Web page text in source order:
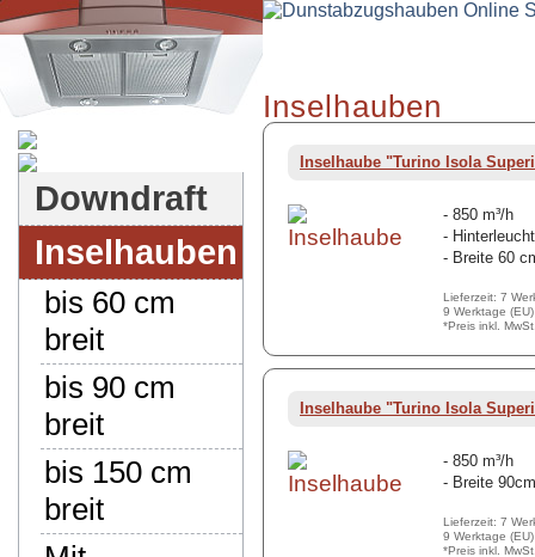
Downdraft
Inselhauben
bis 60 cm
breit
bis 90 cm
breit
bis 150 cm
breit
Inselhauben
Inselhaube "Turino Isola
- 850 m³/h
-
- Breite 60
Lieferzeit: 7
9 Werktage (EU)
*Preis inkl.
Inselhaube "Turino Isola
- 850 m³/h
- Breite 90cm
Lieferzeit: 7
9 Werktage (EU)
*Preis inkl.